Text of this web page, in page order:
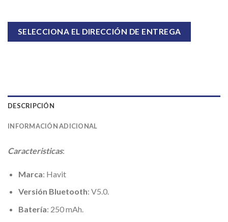
SELECCIONA EL DIRECCIÓN DE ENTREGA
DESCRIPCIÓN
INFORMACIÓN ADICIONAL
Caracteristicas:
Marca: Havit
Versión Bluetooth: V5.0.
Batería: 250 mAh.